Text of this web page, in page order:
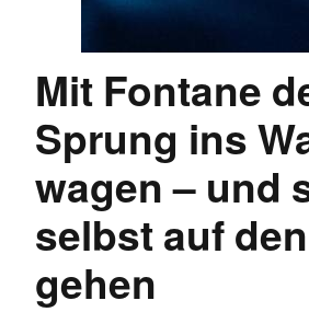
Mit Fontane
Sprung ins
wagen – und
selbst auf
gehen